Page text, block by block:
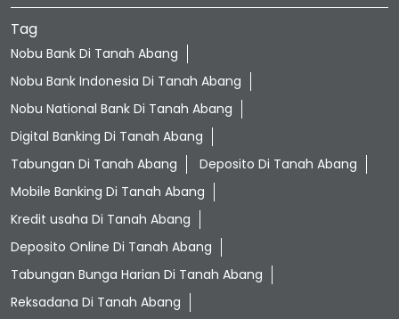
Tag
Nobu Bank Di Tanah Abang
Nobu Bank Indonesia Di Tanah Abang
Nobu National Bank Di Tanah Abang
Digital Banking Di Tanah Abang
Tabungan Di Tanah Abang
Deposito Di Tanah Abang
Mobile Banking Di Tanah Abang
Kredit usaha Di Tanah Abang
Deposito Online Di Tanah Abang
Tabungan Bunga Harian Di Tanah Abang
Reksadana Di Tanah Abang